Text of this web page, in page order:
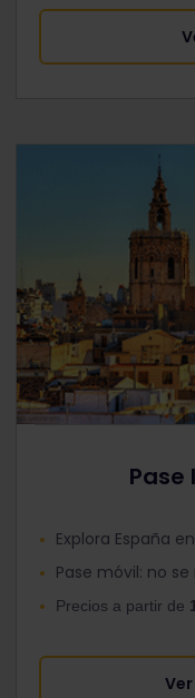
Pase
Explora España
Pase móvil: no
Precios a partir de